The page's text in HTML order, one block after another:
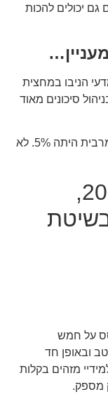
יכולים להכות
הניבו במחצית
של שנת 2021 תשואה של 49% (בניהול סיכונים מאוד
כמה שמרני? ירידת הערך (Draw Down) המרבית היתה 5%. לא
תשואת ינואר – יוני 2021,
על חמש
ובאופן חד
מזהים בקלות
מספק.